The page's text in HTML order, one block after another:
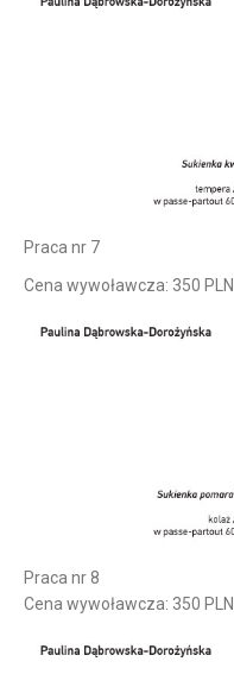
Praca nr 7
Cena wywoławcza: 350 PLN
Praca nr 8
Cena wywoławcza: 350 PLN